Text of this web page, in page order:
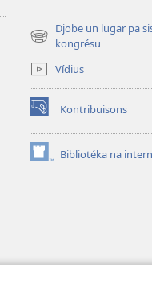
Djobe un lugar pa
kongrésu
(abri
janéla
novu)
Vídius
Kontribuisons
(abri
un
janéla
novu)
Bibliotéka na
(abri